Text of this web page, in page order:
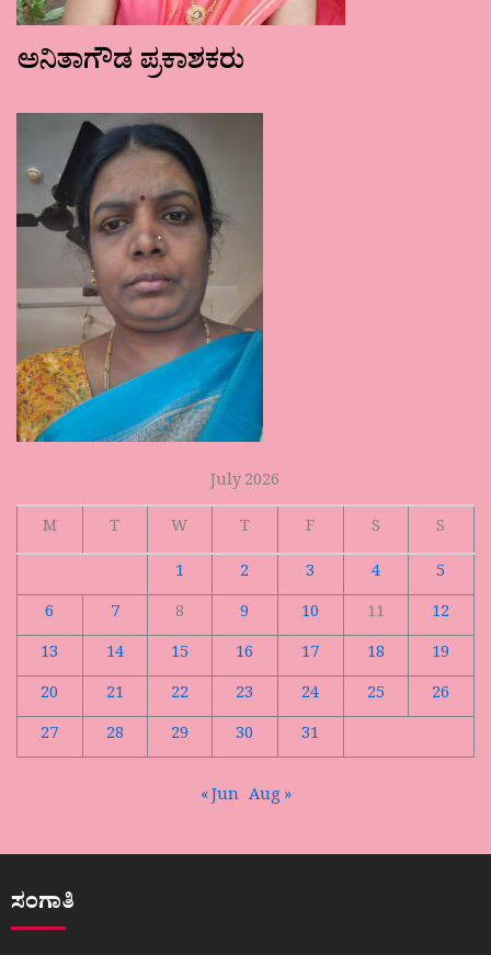
ಅನಿತಾಗೌಡ ಪ್ರಕಾಶಕರು
July 2026
M
T W T F S
S
1
2 3 4
5
6
7 8 9 10 11
12
13
14 15 16 17 18
19
20
21 22 23 24 25
26
27
28 29 30 31
« Jun Aug »
ಸಂಗಾತಿ